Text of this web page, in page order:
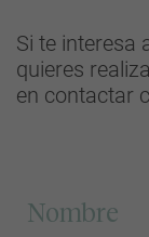
Si te interesa
quieres
en contactar